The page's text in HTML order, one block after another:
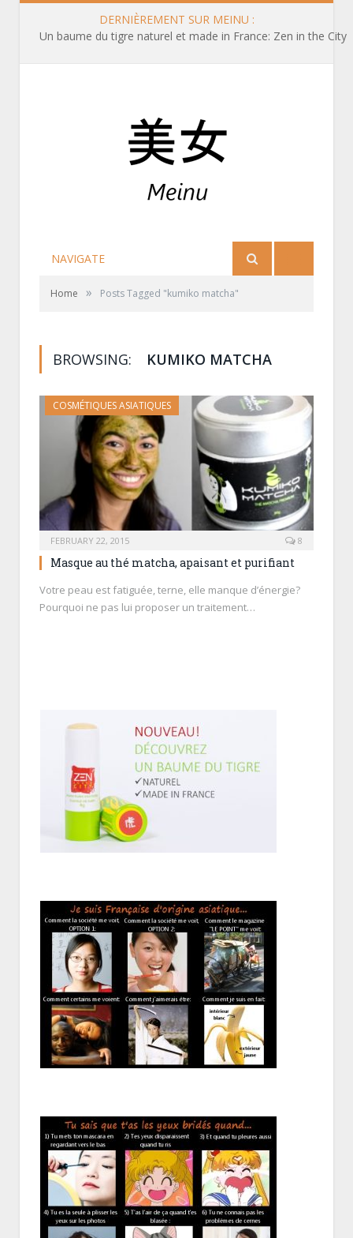
DERNIÈREMENT SUR MEINU :
Un baume du tigre naturel et made in France: Zen in the City
NAVIGATE
Home » Posts Tagged "kumiko matcha"
BROWSING: KUMIKO MATCHA
COSMÉTIQUES ASIATIQUES
FEBRUARY 22, 2015 8
Masque au thé matcha, apaisant et purifiant
Votre peau est fatiguée, terne, elle manque d’énergie?
Pourquoi ne pas lui proposer un traitement…